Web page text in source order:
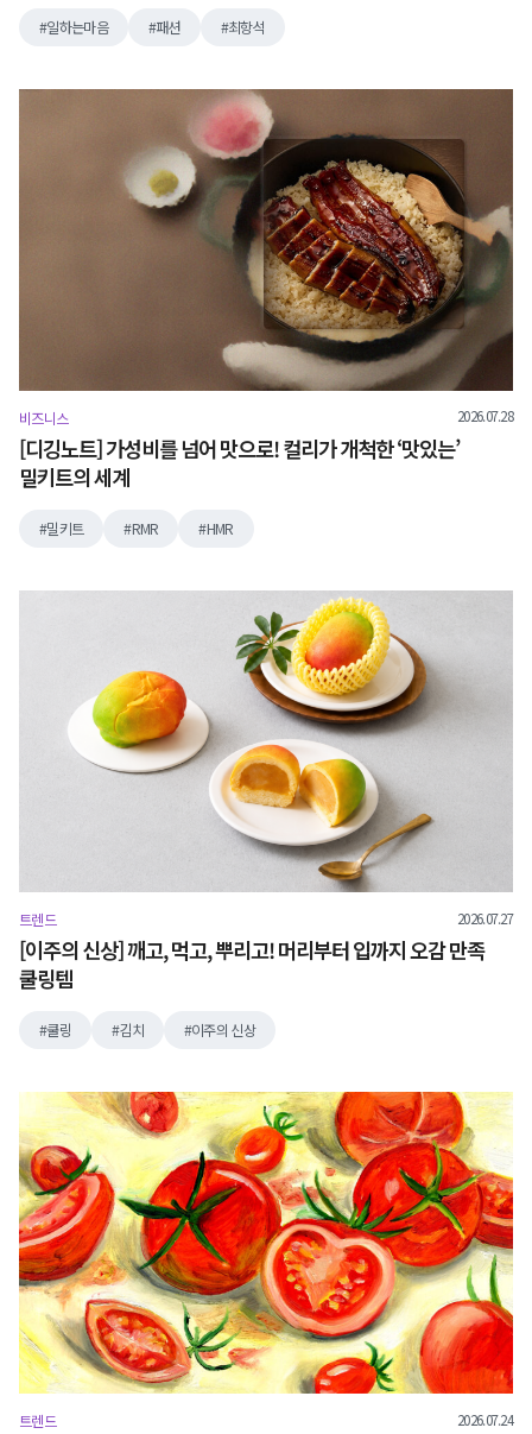
일하는마음 패션 최항석
비즈니스 2026.07.28
[디깅노트] 가성비를 넘어 맛으로! 컬리가 개척한 ‘맛있는’
밀키트의 세계
밀키트 RMR HMR
트렌드 2026.07.27
[이주의 신상] 깨고, 먹고, 뿌리고! 머리부터 입까지 오감 만족
쿨링템
쿨링 김치 이주의 신상
트렌드 2026.07.24